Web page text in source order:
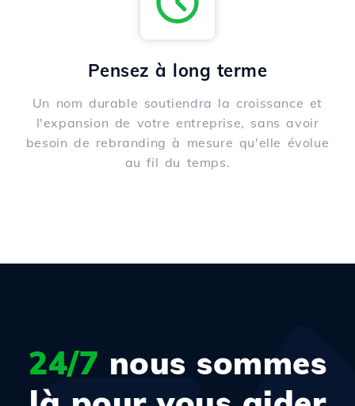
Pensez à long terme
Un nom durable soutiendra la croissance et
l'expansion de votre entreprise, sans avoir
besoin de rebranding à mesure qu'elle évolue
au fil du temps.
24/7 nous sommes